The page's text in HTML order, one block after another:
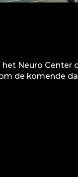
het Neuro Center
de komende